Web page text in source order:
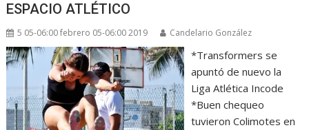
ESPACIO ATLÉTICO
5 05-06:00 febrero 05-06:00 2019 Candelario González
*Transformers se
apuntó de nuevo la
Liga Atlética Incode
*Buen chequeo
tuvieron Colimotes en